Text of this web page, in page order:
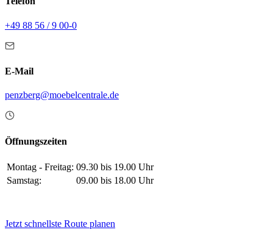
+49 88 56 / 9 00-0
E-Mail
penzberg@moebelcentrale.de
Öffnungszeiten
Montag - Freitag: 09.30 bis 19.00 Uhr
Samstag:
09.00 bis 18.00 Uhr
Jetzt schnellste Route planen